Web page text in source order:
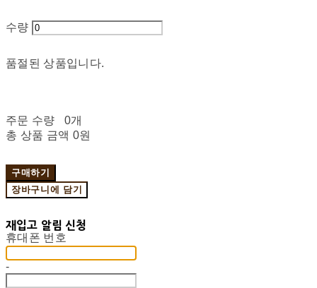
수량
품절된 상품입니다.
주문 수량
0개
총 상품 금액 0원
구매하기
장바구니에 담기
재입고 알림 신청
휴대폰 번호
-